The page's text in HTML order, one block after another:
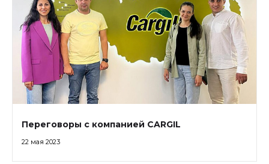
Переговоры с компанией CARGIL
22 мая 2023